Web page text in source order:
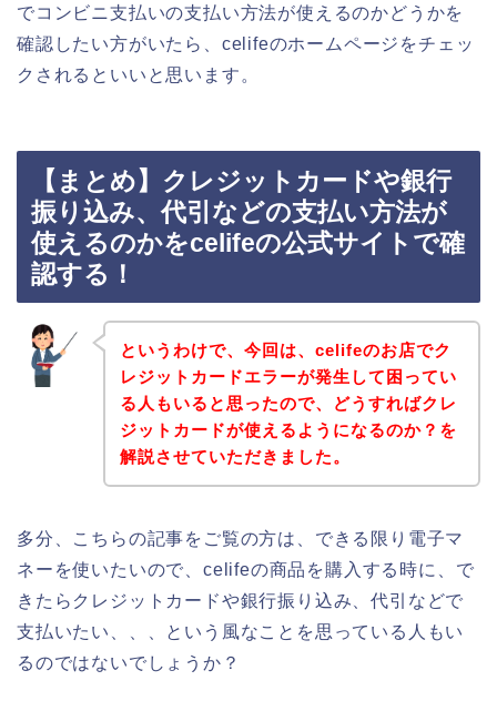
でコンビニ支払いの支払い方法が使えるのかどうかを
確認したい方がいたら、celifeのホームページをチェッ
クされるといいと思います。
【まとめ】クレジットカードや銀行
振り込み、代引などの支払い方法が
使えるのかをcelifeの公式サイトで確
認する！
というわけで、今回は、celifeのお店でク
レジットカードエラーが発生して困ってい
る人もいると思ったので、どうすればクレ
ジットカードが使えるようになるのか？を
解説させていただきました。
多分、こちらの記事をご覧の方は、できる限り電子マ
ネーを使いたいので、celifeの商品を購入する時に、で
きたらクレジットカードや銀行振り込み、代引などで
支払いたい、、、という風なことを思っている人もい
るのではないでしょうか？